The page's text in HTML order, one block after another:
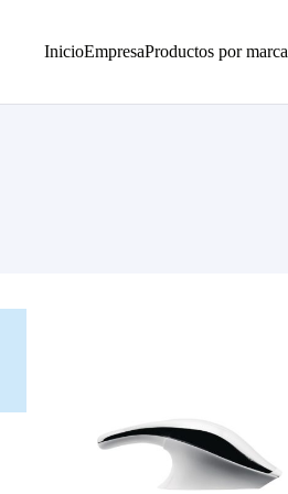
InicioEmpresaProductos por marca